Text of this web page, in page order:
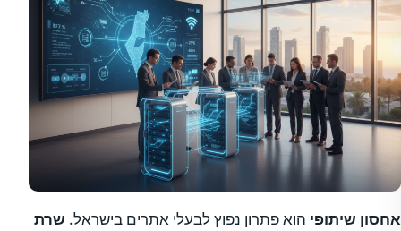
אחסון שיתופי הוא פתרון נפוץ לבעלי אתרים בישראל. שרת